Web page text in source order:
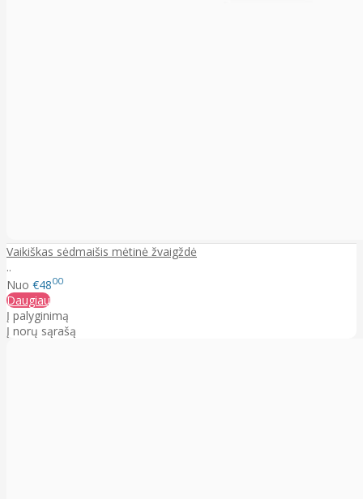
Vaikiškas sėdmaišis mėtinė žvaigždė
..
Nuo €4800
Daugiau
Į palyginimą
Į norų sąrašą